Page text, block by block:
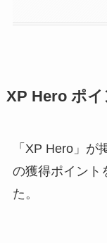
XP Hero ポ
「XP Hero」が
の獲得ポイント
た。